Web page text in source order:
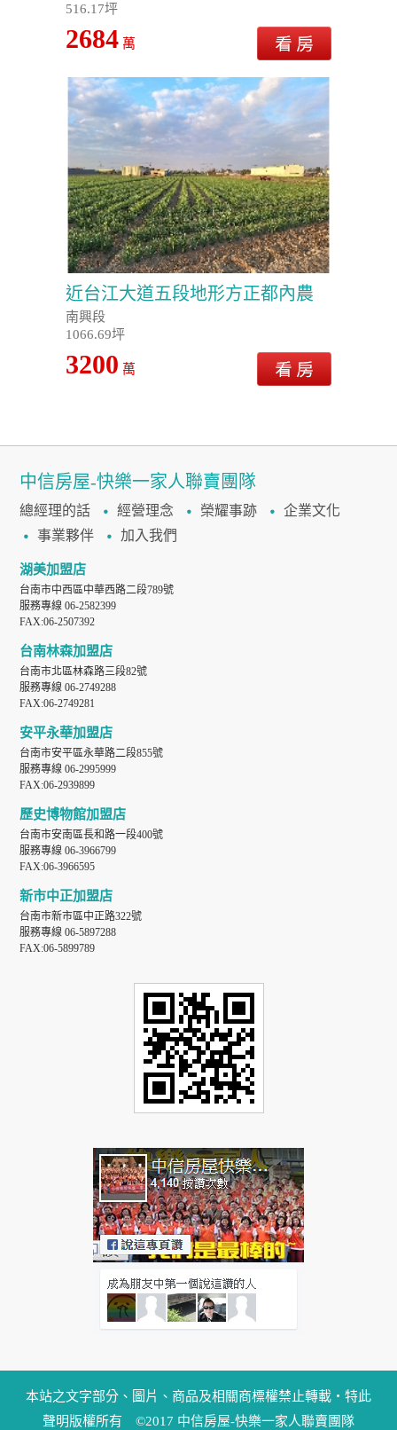
516.17坪
2684 萬
近台江大道五段地形方正都內農
南興段
1066.69坪
3200 萬
中信房屋-快樂一家人聯賣團隊
總經理的話 經營理念 榮耀事跡
企業文化
事業夥伴
加入我們
湖美加盟店
台南市中西區中華西路二段789號
服務專線 06-2582399
FAX:06-2507392
台南林森加盟店
台南市北區林森路三段82號
服務專線 06-2749288
FAX:06-2749281
安平永華加盟店
台南市安平區永華路二段855號
服務專線 06-2995999
FAX:06-2939899
歷史博物館加盟店
台南市安南區長和路一段400號
服務專線 06-3966799
FAX:06-3966595
新市中正加盟店
台南市新市區中正路322號
服務專線 06-5897288
FAX:06-5899789
本站之文字部分、圖片、商品及相關商標權禁止轉載‧特此
聲明版權所有 ©2017 中信房屋-快樂一家人聯賣團隊